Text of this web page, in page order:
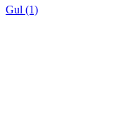
Gul (1)